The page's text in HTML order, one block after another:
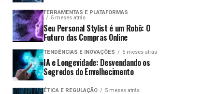
FERRAMENTAS E PLATAFORMAS
5 meses atrás
Seu Personal Stylist é um Robô: O
Futuro das Compras Online
TENDÊNCIAS E INOVAÇÕES 5 meses atrás
IA e Longevidade: Desvendando os
Segredos do Envelhecimento
ÉTICA E REGULAÇÃO 5 meses atrás